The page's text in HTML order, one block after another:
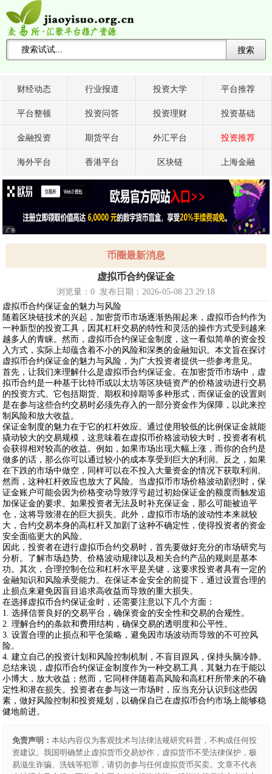
搜索
财经动态 行业报道 投资大学 平台推荐
平台整顿 投资问答 投资理财 投资基础
金融投资 期货平台 外汇平台 投资推荐
海外平台 香港平台 区块链 上海金融
广告 X
币圈最新消息
虚拟币合约保证金
浏览量：0 发布日期：2026-05-08 23:29:18
虚拟币合约保证金的魅力与风险
随着区块链技术的兴起，加密货币市场逐渐热闹起来，虚拟币合约作为
一种新型的投资工具，因其杠杆交易的特性和灵活的操作方式受到越来
越多人的青睐。然而，虚拟币合约保证金制度，这一看似简单的资金投
入方式，实际上却蕴含着不小的风险和深奥的金融知识。本文旨在探讨
虚拟币合约保证金的魅力与风险，为广大投资者提供一些参考意见。
首先，让我们来理解什么是虚拟币合约保证金。在加密货币市场中，虚
拟币合约是一种基于比特币或以太坊等区块链资产的价格波动进行交易
的投资方式。它包括期货、期权和掉期等多种形式，而保证金的设置则
是在参与这些合约交易时必须先存入的一部分资金作为保障，以此来控
制风险和放大收益。
保证金制度的魅力在于它的杠杆效应。通过使用较低的比例保证金就能
撬动较大的交易规模，这意味着在虚拟币价格波动较大时，投资者有机
会获得相对较高的收益。例如，如果市场出现大幅上涨，而你的合约是
做多的话，那么你可以通过较小的成本享受到巨大的利润。反之，如果
在下跌的市场中做空，同样可以在不投入大量资金的情况下获取利润。
然而，这种杠杆效应也放大了风险。当虚拟币市场价格波动剧烈时，保
证金账户可能会因为价格变动导致浮亏超过初始保证金的额度而触发追
加保证金的要求。如果投资者无法及时补充保证金，那么可能被迫平
仓，这将导致潜在的巨大损失。此外，虚拟币市场的波动性本来就较
大，合约交易本身的高杠杆又加剧了这种不确定性，使得投资者的资金
安全面临更大的风险。
因此，投资者在进行虚拟币合约交易时，首先要做好充分的市场研究与
分析。了解市场趋势、价格波动规律以及相关合约产品的规则是基本
功。其次，合理控制仓位和杠杆水平是关键，这要求投资者具有一定的
金融知识和风险承受能力。在保证本金安全的前提下，通过设置合理的
止损点来避免因盲目追求高收益而导致的重大损失。
在选择虚拟币合约保证金时，还需要注意以下几个方面：
1. 选择信誉良好的交易平台，确保资金的安全性和交易的合规性。
2. 理解合约的条款和费用结构，确保交易的透明度和公平性。
3. 设置合理的止损点和平仓策略，避免因市场波动而导致的不可控风
险。
4. 建立自己的投资计划和风险控制机制，不盲目跟风，保持头脑冷静。
总结来说，虚拟币合约保证金制度作为一种交易工具，其魅力在于能以
小博大，放大收益；然而，它同样伴随着高风险和高杠杆所带来的不确
定性和潜在损失。投资者在参与这一市场时，应当充分认识到这些因
素，做好风险控制和投资规划，以确保自己在虚拟币合约市场上能够稳
健地前进。
免责声明：本站内容仅为客观技术与法律法规研究科普，不构成任何投
资建议。我国明确禁止虚拟货币交易炒作，虚拟货币不受法律保护，极
易滋生诈骗、洗钱等犯罪，请切勿参与任何虚拟货币买卖。文章不代表